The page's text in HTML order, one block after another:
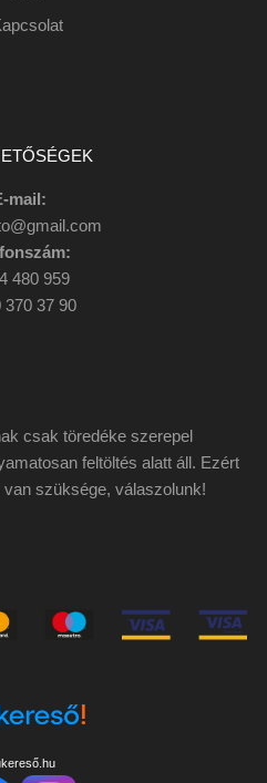
mail:
480 959
370 37 90
csak töredéke szerepel
feltöltés alatt áll. Ezért
szüksége, válaszolunk!